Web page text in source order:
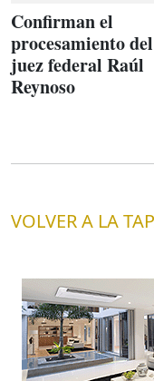
Confirman el
procesamiento del
juez federal Raúl
Reynoso
VOLVER A LA